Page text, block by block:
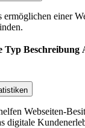
ermöglichen einer
Typ Beschreibung
Webseiten-
digitale